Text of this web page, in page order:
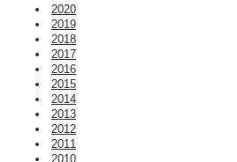
2020
2019
2018
2017
2016
2015
2014
2013
2012
2011
2010